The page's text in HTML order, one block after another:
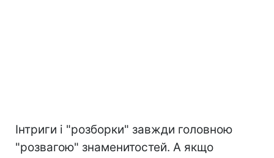
Інтриги і "розборки" завжди головною
"розвагою" знаменитостей. А якщо